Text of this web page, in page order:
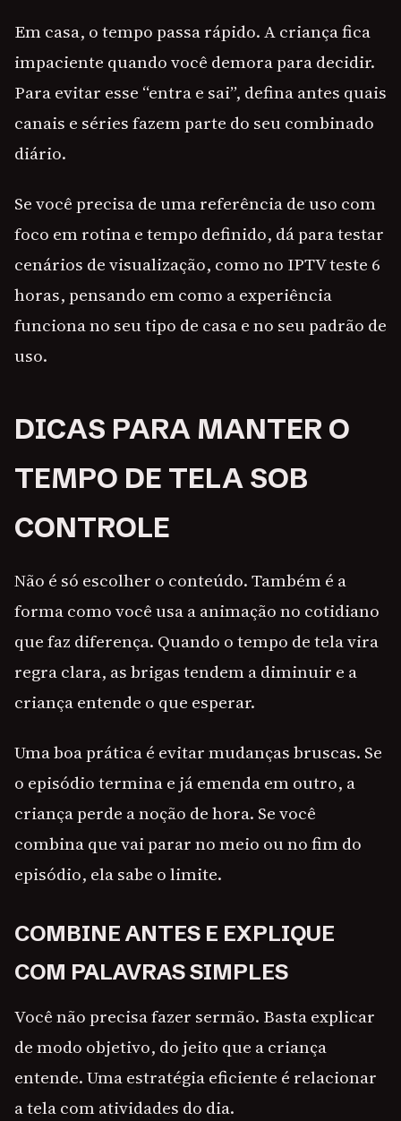
Em casa, o tempo passa rápido. A criança fica
impaciente quando você demora para decidir.
Para evitar esse “entra e sai”, defina antes quais
canais e séries fazem parte do seu combinado
diário.
Se você precisa de uma referência de uso com
foco em rotina e tempo definido, dá para testar
cenários de visualização, como no IPTV teste 6
horas, pensando em como a experiência
funciona no seu tipo de casa e no seu padrão de
uso.
DICAS PARA MANTER O
TEMPO DE TELA SOB
CONTROLE
Não é só escolher o conteúdo. Também é a
forma como você usa a animação no cotidiano
que faz diferença. Quando o tempo de tela vira
regra clara, as brigas tendem a diminuir e a
criança entende o que esperar.
Uma boa prática é evitar mudanças bruscas. Se
o episódio termina e já emenda em outro, a
criança perde a noção de hora. Se você
combina que vai parar no meio ou no fim do
episódio, ela sabe o limite.
COMBINE ANTES E EXPLIQUE
COM PALAVRAS SIMPLES
Você não precisa fazer sermão. Basta explicar
de modo objetivo, do jeito que a criança
entende. Uma estratégia eficiente é relacionar
a tela com atividades do dia.